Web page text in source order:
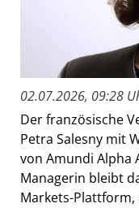
02.07.2026, 09:28
Der französische
Petra Salesny mit
von Amundi Alpha
Managerin bleibt
Markets-Plattform,